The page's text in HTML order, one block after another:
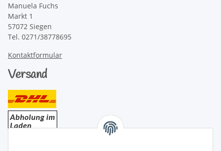
Manuela Fuchs
Markt 1
57072 Siegen
Tel. 0271/38778695
Kontaktformular
Versand